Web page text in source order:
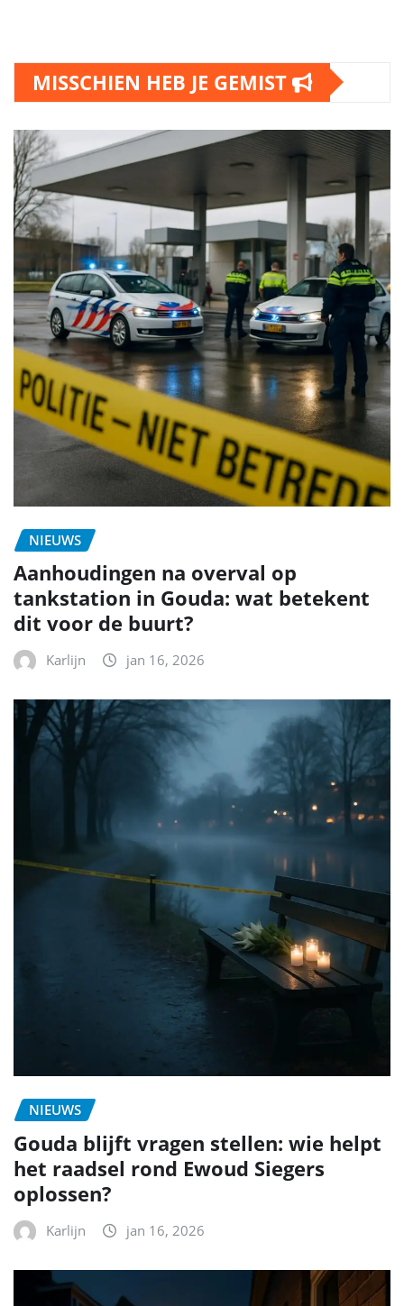
MISSCHIEN HEB JE GEMIST
NIEUWS
Aanhoudingen na overval op
tankstation in Gouda: wat betekent
dit voor de buurt?
Karlijn jan 16, 2026
NIEUWS
Gouda blijft vragen stellen: wie helpt
het raadsel rond Ewoud Siegers
oplossen?
Karlijn jan 16, 2026